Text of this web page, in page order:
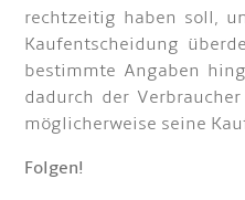
rechtzeitig haben soll,
Kaufentscheidung
bestimmte Angaben
dadurch der
möglicherweise seine
Folgen!